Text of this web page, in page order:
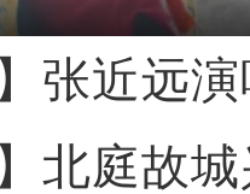
近远演
庭故城